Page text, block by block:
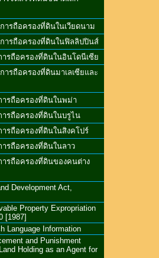
ารถือครองที่ดินในเวียดนาม
ารถือครองที่ดินในฟิลลิปปินส์
รถือครองที่ดินในอินโดนีเซีย
ารถือครองที่ดินมาเลเซียและ
รถือครองที่ดินในพม่า
รถือครองที่ดินในบรูไน
รถือครองที่ดินในสิงคโปร์
รถือครองที่ดินในลาว
รถือครองที่ดินของคนต่าง
Development Act,
Property Expropriation
[1987]
Language Information
and Punishment
Holding as an Agent for